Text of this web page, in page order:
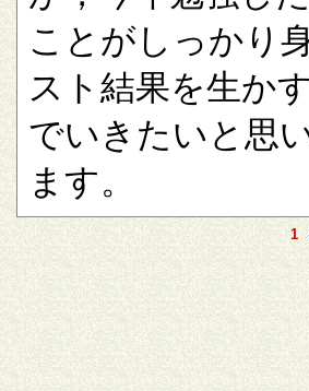
ことがしっかり
スト結果を生か
でいきたいと思
ます。
1